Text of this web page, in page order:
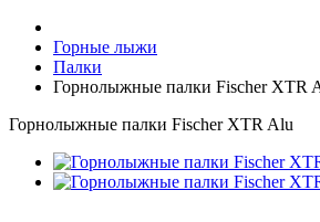
Горные лыжи
Палки
Горнолыжные палки Fischer XTR
Горнолыжные палки Fischer XTR Alu